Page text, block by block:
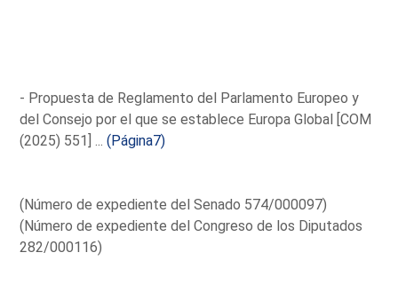
- Propuesta de Reglamento del Parlamento Europeo y
del Consejo por el que se establece Europa Global [COM
(2025) 551] ...(Página7)
(Número de expediente del Senado 574/000097)
(Número de expediente del Congreso de los Diputados
282/000116)